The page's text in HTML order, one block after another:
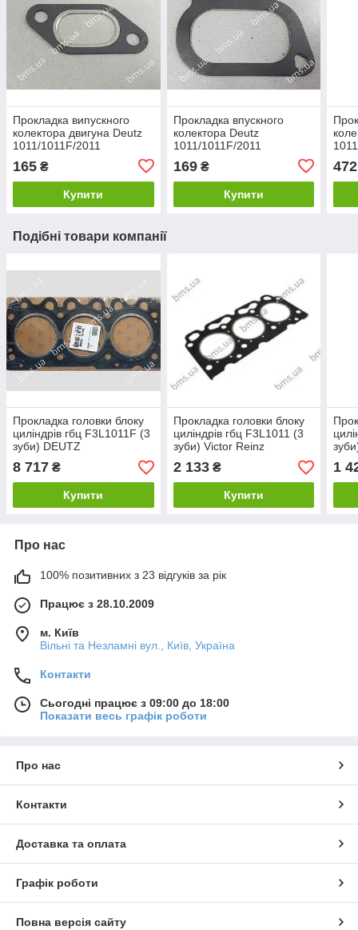
Прокладка випускного
колектора двигуна Deutz
1011/1011F/2011
165 ₴
Купити
Прокладка впускного
колектора Deutz
1011/1011F/2011
169₴
Купити
472
Подібні товари компанії
Прокладка головки блоку
циліндрів гбц F3L1011F (3
зуби) DEUTZ
8 717 ₴
Купити
Прокладка головки блоку
циліндрів гбц F3L1011 (3
зуби) Victor Reinz
2 133₴
Купити
1
Про нас
100% позитивних з 23 відгуків за рік
Працює з 28.10.2009
м. Київ
Вільні та Незламні вул., Київ, Україна
Контакти
Сьогодні працює з 09:00 до 18:00
Показати весь графік роботи
Про нас
Контакти
Доставка та оплата
Графік роботи
Повна версія сайту